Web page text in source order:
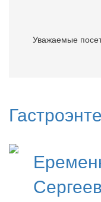
Уважаемые